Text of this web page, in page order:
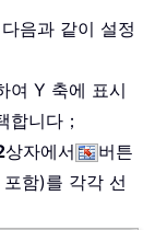
음과 같이 설정
여 Y 축에 표시
니다；
상자에서
버튼
함)를 각각 선